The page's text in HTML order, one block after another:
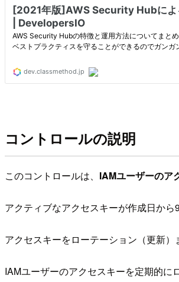
コントロールの説明
このコントロールは、 IAMユーザーのア
アクティブなアクセスキーが作成日から
アクセスキーをローテーション（更新
IAMユーザーのアクセスキーを定期的に